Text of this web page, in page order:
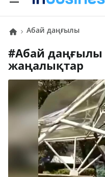
Абай даңғылы
# Абай даңғылы
жаңалықтар